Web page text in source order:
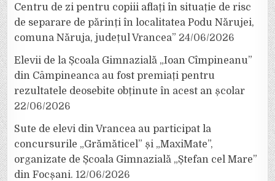
Centru de zi pentru copiii aflați în situație de risc
de separare de părinți în localitatea Podu Nărujei,
comuna Năruja, județul Vrancea” 24/06/2026
Elevii de la Școala Gimnazială „Ioan Cîmpineanu”
din Câmpineanca au fost premiați pentru
rezultatele deosebite obținute în acest an școlar
22/06/2026
Sute de elevi din Vrancea au participat la
concursurile „Grămăticel” și „MaxiMate”,
organizate de Școala Gimnazială „Ștefan cel Mare”
din Focșani. 12/06/2026